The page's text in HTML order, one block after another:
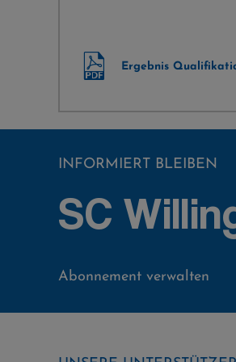
Ergebnis
INFORMIERT BLEIBEN
SC
Abonnement verwalten